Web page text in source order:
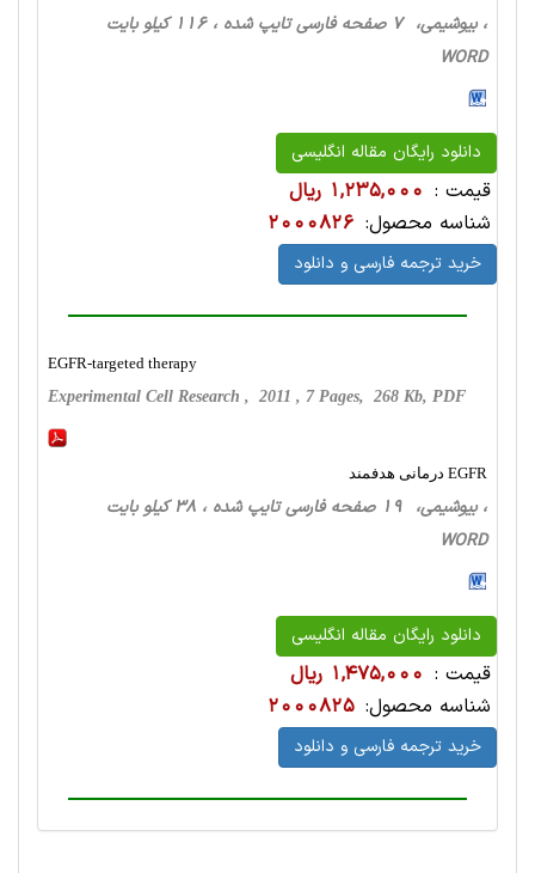
، بیوشیمی، 7 صفحه فارسی تایپ شده ، 116 کیلو بایت
WORD
دانلود رایگان مقاله انگلیسی
قیمت : 1,235,000 ریال
شناسه محصول: 2000826
خرید ترجمه فارسی و دانلود
EGFR-targeted therapy
Experimental Cell Research , 2011 , 7 Pages, 268 Kb, PDF
EGFR درمانی هدفمند
، بیوشیمی، 19 صفحه فارسی تایپ شده ، 38 کیلو بایت
WORD
دانلود رایگان مقاله انگلیسی
قیمت : 1,475,000 ریال
شناسه محصول: 2000825
خرید ترجمه فارسی و دانلود